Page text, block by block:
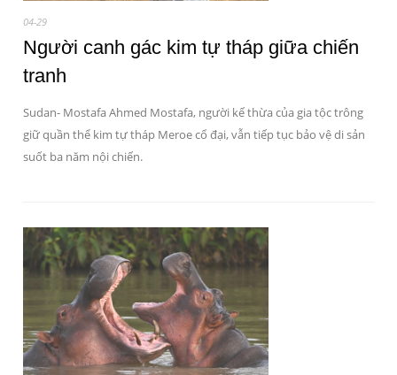
04-29
Người canh gác kim tự tháp giữa chiến
tranh
Sudan- Mostafa Ahmed Mostafa, người kế thừa của gia tộc trông
giữ quần thể kim tự tháp Meroe cổ đại, vẫn tiếp tục bảo vệ di sản
suốt ba năm nội chiến.